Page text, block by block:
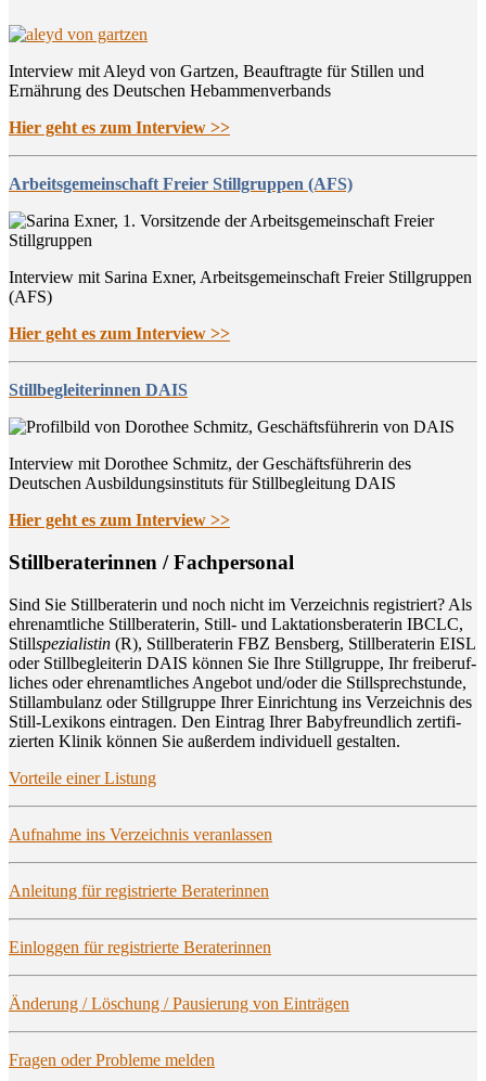
Interview mit Aleyd von Gartzen, Beauftragte für Stillen und
Ernährung des Deutschen Hebammenverbands
Hier geht es zum Interview >>
Arbeitsgemeinschaft Freier Stillgruppen (AFS)
Interview mit Sarina Exner, Arbeitsgemeinschaft Freier Stillgruppen
(AFS)
Hier geht es zum Interview >>
Stillbegleiterinnen DAIS
Interview mit Dorothee Schmitz, der Geschäftsführerin des
Deutschen Ausbildungsinstituts für Stillbegleitung DAIS
Hier geht es zum Interview >>
Still­be­ra­te­rin­nen / Fachpersonal
Sind Sie Still­be­ra­te­rin und noch nicht im Ver­zeich­nis regis­triert? Als
ehren­amt­li­che Still­be­ra­te­rin, Still- und Lak­ta­ti­ons­be­ra­te­rin IBCLC,
Stillspe­zia­lis­tin (R), Still­be­ra­te­rin FBZ Bens­berg, Still­be­ra­te­rin EISL
oder Still­be­glei­te­rin DAIS kön­nen Sie Ihre Still­grup­pe, Ihr frei­be­ruf­
li­ches oder ehren­amt­li­ches Ange­bot und/oder die Still­sprech­stun­de,
Still­am­bu­lanz oder Still­grup­pe Ihrer Ein­rich­tung ins Ver­zeich­nis des
Still-Lexi­kons ein­tra­gen. Den Ein­trag Ihrer Baby­freund­lich zer­ti­fi­
zier­ten Kli­nik kön­nen Sie außer­dem indi­vi­du­ell gestalten.
Vor­tei­le einer Listung
Auf­nah­me ins Ver­zeich­nis veranlassen
Anlei­tung für regis­trier­te Beraterinnen
Ein­log­gen für regis­trier­te Beraterinnen
Ände­rung / Löschung / Pau­sie­rung von Einträgen
Fra­gen oder Pro­ble­me melden